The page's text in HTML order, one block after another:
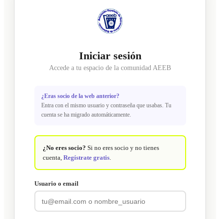
Iniciar sesión
Accede a tu espacio de la comunidad AEEB
¿Eras socio de la web anterior?
Entra con el mismo usuario y contraseña que usabas. Tu
cuenta se ha migrado automáticamente.
¿No eres socio? Si no eres socio y no tienes
cuenta, Regístrate gratis
Usuario o email